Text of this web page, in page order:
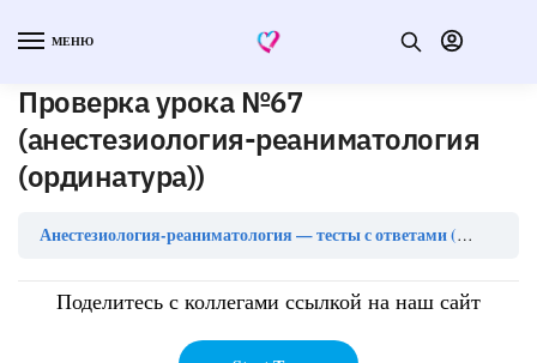
МЕНЮ
Проверка урока №67
(анестезиология-реаниматология
(ординатура))
Анестезиология-реаниматология — тесты с ответами (ординатура)
Поделитесь с коллегами ссылкой на наш сайт